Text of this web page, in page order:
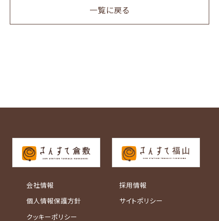
一覧に戻る
会社情報
個人情報保護方針
クッキーポリシー
採用情報
サイトポリシー